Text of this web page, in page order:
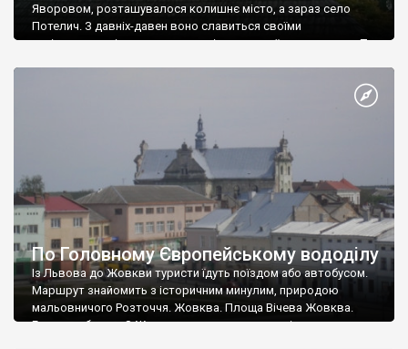
Яворовом, розташувалося колишнє місто, а зараз село
Потелич. З давніх-давен воно славиться своїми
архітектурами і природними намітками, своїми легендами. Тут
датується 17 століттям. Знаменитою вона ще є й тому, що у
По Головному Європейському вододілу
Із Львова до Жовкви туристи їдуть поїздом або автобусом.
Маршрут знайомить з історичним минулим, природою
мальовничого Розточчя. Жовква. Площа Вічева Жовква.
Глинська брама З Жовкви дорога веде на захід до